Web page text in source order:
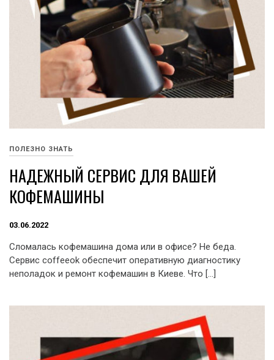
ПОЛЕЗНО ЗНАТЬ
НАДЕЖНЫЙ СЕРВИС ДЛЯ ВАШЕЙ
КОФЕМАШИНЫ
03.06.2022
Сломалась кофемашина дома или в офисе? Не беда.
Сервис coffeeok обеспечит оперативную диагностику
неполадок и ремонт кофемашин в Киеве. Что […]